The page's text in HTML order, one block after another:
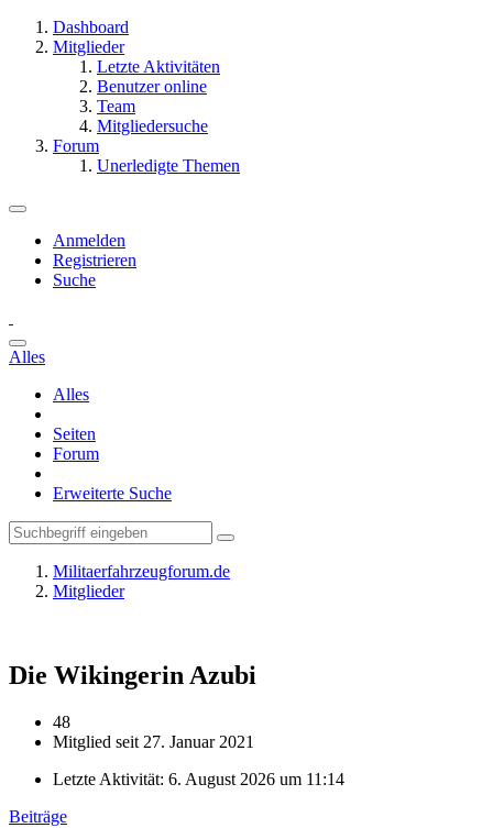
Dashboard
Mitglieder
Letzte Aktivitäten
Benutzer online
Team
Mitgliedersuche
Forum
Unerledigte Themen
Anmelden
Registrieren
Suche
Alles
Alles
Seiten
Forum
Erweiterte Suche
Militaerfahrzeugforum.de
Mitglieder
Die Wikingerin Azubi
48
Mitglied seit 27. Januar 2021
Letzte Aktivität: 6. August 2026 um 11:14
Beiträge